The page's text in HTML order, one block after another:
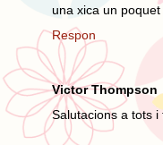
una xica un
Respon
Victor Thompson
Salutacions a tots i